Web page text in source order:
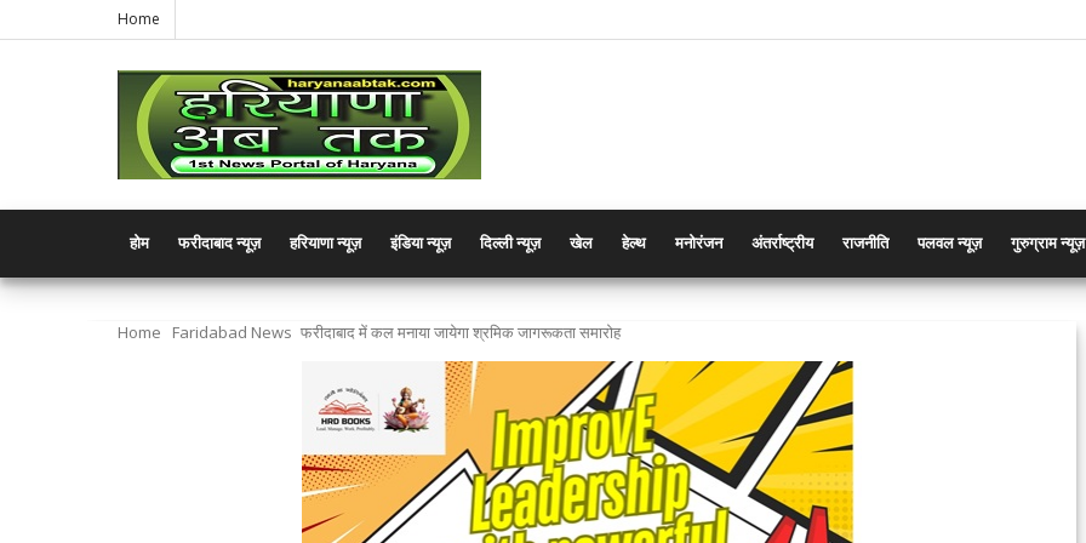
Home
होम फरीदाबाद न्यूज़ हरियाणा न्यूज़ इंडिया न्यूज़ दिल्ली न्यूज़ खेल हेल्थ मनोरंजन अंतर्राष्ट्रीय राजनीति पलवल न्यूज़ गुरुग्राम न्यूज़
Home Faridabad News फरीदाबाद में कल मनाया जायेगा श्रमिक जागरूकता समारोह